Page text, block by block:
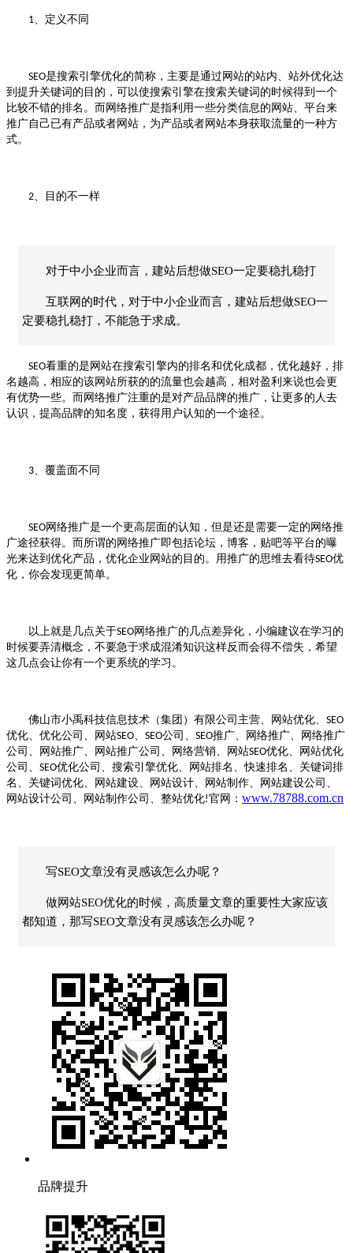
1 、定义不同
SEO是搜索引擎优化的简称，主要是通过网站的站内、站外优化达
到提升关键词的目的，可以使搜索引擎在搜索关键词的时候得到一个
比较不错的排名。而网络推广是指利用一些分类信息的网站、平台来
推广自己已有产品或者网站，为产品或者网站本身获取流量的一种方
式。
2 、目的不一样
对于中小企业而言，建站后想做SEO一定要稳扎稳打
互联网的时代，对于中小企业而言，建站后想做SEO一
定要稳扎稳打，不能急于求成。
SEO看重的是网站在搜索引擎内的排名和优化成都，优化越好，排
名越高，相应的该网站所获的的流量也会越高，相对盈利来说也会更
有优势一些。而网络推广注重的是对产品品牌的推广，让更多的人去
认识，提高品牌的知名度，获得用户认知的一个途径。
3 、覆盖面不同
SEO网络推广是一个更高层面的认知，但是还是需要一定的网络推
广途径获得。而所谓的网络推广即包括论坛，博客，贴吧等平台的曝
光来达到优化产品，优化企业网站的目的。用推广的思维去看待SEO优
化，你会发现更简单。
以上就是几点关于SEO网络推广的几点差异化，小编建议在学习的
时候要弄清概念，不要急于求成混淆知识这样反而会得不偿失，希望
这几点会让你有一个更系统的学习。
佛山市小禹科技信息技术（集团）有限公司主营、网站优化、 SEO
优化、优化公司、网站SEO SEO公司、 SEO推广、网络推广、网络推广
公司、网站推广、网站推广公司、网络营销、网站SEO优化、网站优化
公司、 SEO优化公司、搜索引擎优化、网站排名、快速排名、关键词排
名、关键词优化、网站建设、网站设计、网站制作、网站建设公司、
网站设计公司、网站制作公司、整站优化!官网： www.78788.com.cn
写SEO文章没有灵感该怎么办呢？
做网站SEO优化的时候，高质量文章的重要性大家应该
都知道，那写SEO文章没有灵感该怎么办呢？
品牌提升